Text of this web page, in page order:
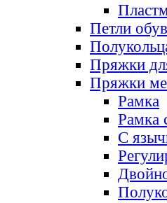
Петли
Пряжки
Пряжки
Рамка
Рамка
С